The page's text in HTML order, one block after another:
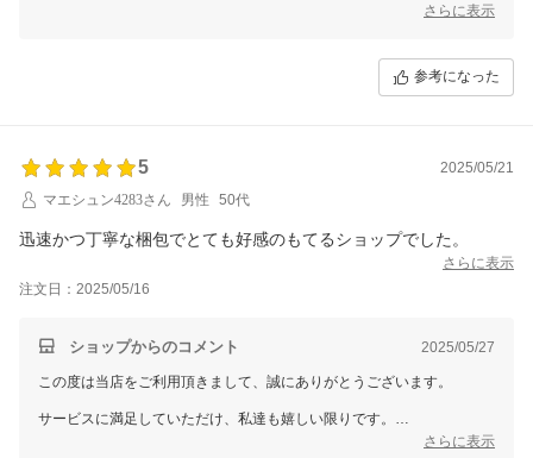
さらに表示
参考になった
5
2025/05/21
マエシュン4283さん
男性 50代
迅速かつ丁寧な梱包でとても好感のもてるショップでした。
さらに表示
注文日：2025/05/16
ショップからのコメント 2025/05/27
この度は当店をご利用頂きまして、誠にありがとうございます。
サービスに満足していただけ、私達も嬉しい限りです。
さらに表示